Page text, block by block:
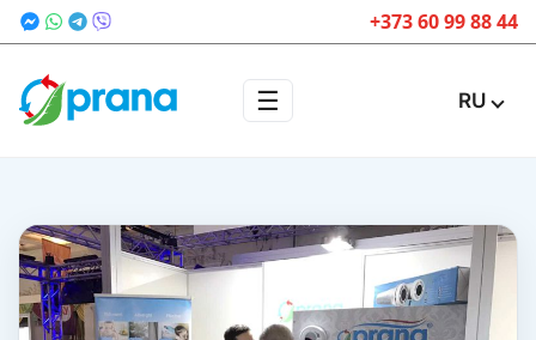
+373 60 99 88 44
☰ RU